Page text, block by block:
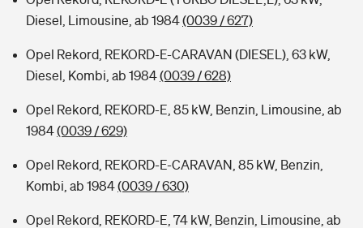
Diesel, Limousine, ab 1984(0039 / 627)
Opel Rekord, REKORD-E-CARAVAN (DIESEL), 63 kW,
Diesel, Kombi, ab 1984(0039 / 628)
Opel Rekord, REKORD-E, 85 kW, Benzin, Limousine, ab
1984(0039 / 629)
Opel Rekord, REKORD-E-CARAVAN, 85 kW, Benzin,
Kombi, ab 1984(0039 / 630)
Opel Rekord, REKORD-E, 74 kW, Benzin, Limousine, ab